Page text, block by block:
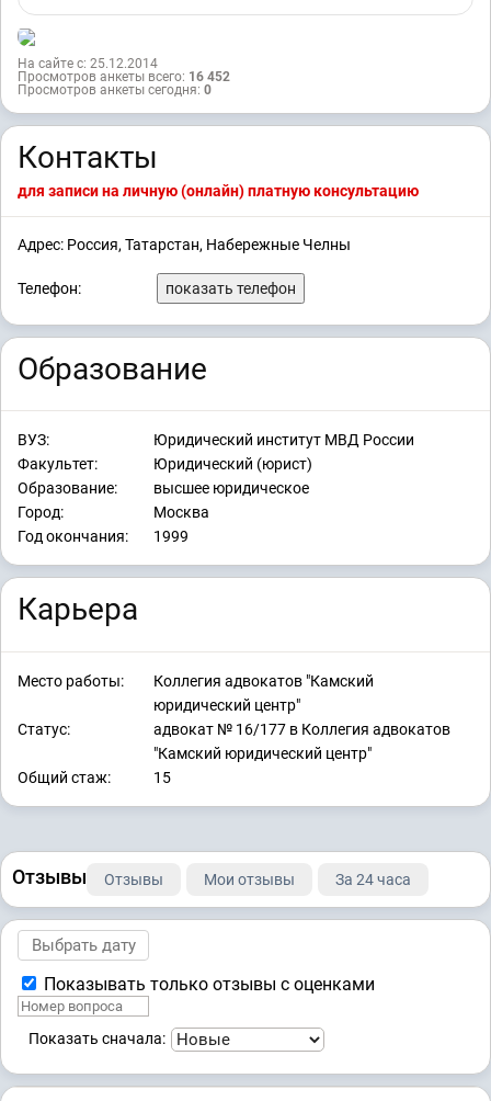
На сайте с: 25.12.2014
Просмотров анкеты всего: 16 452
Просмотров анкеты сегодня: 0
Контакты
для записи на личную (онлайн) платную консультацию
Адрес: Россия, Татарстан, Набережные Челны
Телефон: показать телефон
Образование
ВУЗ:
Юридический институт МВД России
Факультет:
Юридический (юрист)
Образование:
высшее юридическое
Город:
Москва
Год окончания:
1999
Карьера
Место работы:
Коллегия адвокатов "Камский
юридический центр"
Статус:
адвокат № 16/177 в Коллегия адвокатов
"Камский юридический центр"
Общий стаж:
15
Отзывы Отзывы Мои отзывы За 24 часа
Показывать только отзывы с оценками
Показать сначала: